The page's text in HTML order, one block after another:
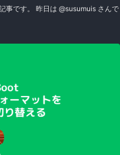
事です。 昨日は @susumuis さんで